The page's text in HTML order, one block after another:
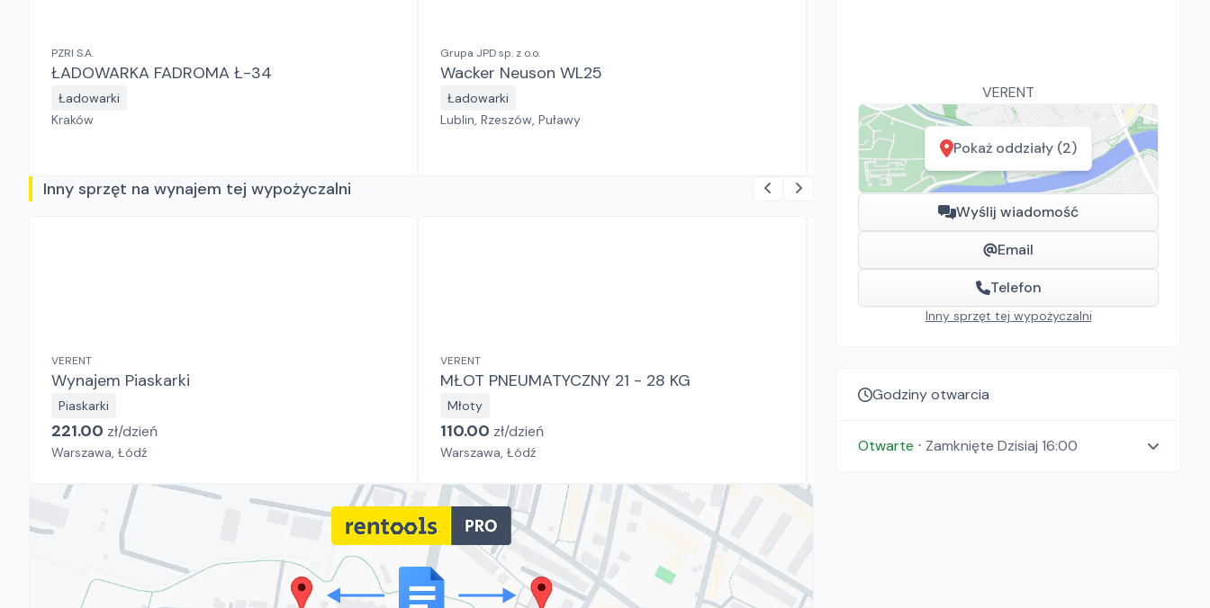
VERENT
Pokaż oddziały (2)
Wyślij wiadomość
Email
Telefon
Inny sprzęt tej wypożyczalni
Godziny otwarcia
Otwarte ⋅ Zamknięte Dzisiaj 16:00
PZRI S.A.
ŁADOWARKA FADROMA Ł-34
Ładowarki
Kraków
Grupa JPD sp. z o.o.
Wacker Neuson WL25
Ładowarki
Lublin, Rzeszów, Puławy
Chojnice
Inny sprzęt na wynajem tej wypożyczalni
VERENT
Wynajem Piaskarki
Piaskarki
221.00 zł/dzień
Warszawa, Łódź
VERENT
MŁOT PNEUMATYCZNY 21 - 28 KG
Młoty
110.00 zł/dzień
Warszawa, Łódź
Pojemniki do betonu
Warszawa, Łódź